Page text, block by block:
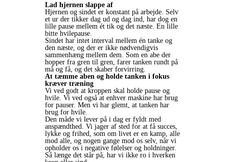
Lad hjernen slappe af
Hjernen og sindet er konstant på arbejde. Selv
et ur der tikker dag ud og dag ind, har dog en
lille pause mellem ét tik og det næste. En lille
bitte hvilepause.
Sindet har intet interval mellem én tanke og
den næste, og der er ikke nødvendigvis
sammenhæng mellem dem. Som en abe der
hopper fra gren til gren, farer tanken rundt på
må og få, og det skaber forvirring.
At tæmme aben og holde tanken i fokus
kræver træning
Vi ved godt at kroppen skal holde pause og
hvile. Vi ved også at enhver maskine har brug
for pauser. Men vi har glemt, at tanken har
brug for hvile.
Den måde vi lever på i dag er fyldt med
anspændthed. Vi jager af sted for at få succes,
lykke og frihed, som om livet er en kamp, alle
mod alle, og nogen gange mod os selv, når vi
opholder os i negative følelser og holdninger.
Så længe det står på, har vi ikke ro i hverken